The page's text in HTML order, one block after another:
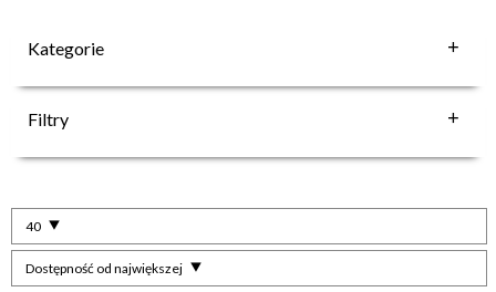
Kategorie
Filtry
Dostępność od największej
40